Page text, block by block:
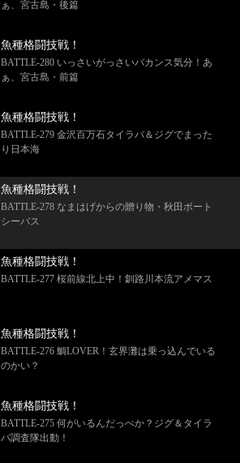
ぁ、宮古島・後篇
魚種格闘技戦！
BATTLE-280 いっさいがっさいバカンス気分！あ
ぁ、宮古島・前篇
魚種格闘技戦！
BATTLE-279 金沢百万石タイラバ＆ジグでまった
り日本海
魚種格闘技戦！
BATTLE-278 なまはげからの贈り物・秋田ボート
シーバス
魚種格闘技戦！
BATTLE-277 桜前線北上中！釧路川本流アメマス
魚種格闘技戦！
BATTLE-276 鯛LOVER！玄界灘は乗っ込んでいる
のかい？
魚種格闘技戦！
BATTLE-275 何がいるんだっぺか？ジグ＆タイラ
バ調査隊出動！